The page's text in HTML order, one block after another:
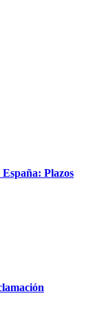
Plazos